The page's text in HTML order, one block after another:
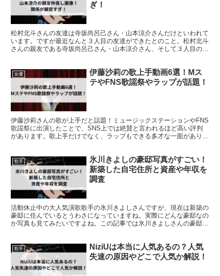
ぎ！
松村北斗さんの友達は寺坂尚呂己さん・山本涼介さんだけといわれて
います。ですが最近なんと３人目の友達ができたとのこと。松村北斗
さんの親友である寺坂尚呂己さん・山本涼介さん、そして３人目の友
女優
伊藤沙莉の歌上手動画6選！Mス
テやFNS歌謡祭やラップが話題！
伊藤沙莉さんの歌が上手だと話題！ミュージックステーションやFNS
歌謡祭に出演したことで、SNS上では絶賛と言われるほど高い評判
があります。歌上手だけでなく、ラップもできる多才な一面がありま
歌手
氷川きよしの豪邸写真がすごい！
新築した自宅住所と資産や年収を
調査
活動休止中の大人気演歌歌手の氷川きよしさんですが、現在は新築の
豪邸に住んでいるとうわさになっていますね。実際にどんな豪邸なの
か写真も見てみたいですよね。この記事では氷川きよしさんの豪邸写
歌手
NiziUは本当に人気あるの？人気
失速の原因やどこで人気か解説！